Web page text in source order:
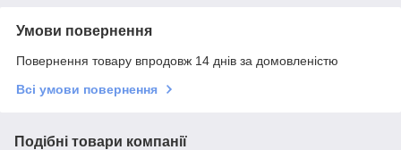
Умови повернення
Повернення товару впродовж 14 днів за домовленістю
Всі умови повернення
Подібні товари компанії